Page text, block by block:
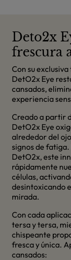
Deto2x
frescura
Con su
DetO2x Eye
cansados,
experiencia
Creado a partir
DetO2x Eye
alrededor del
signos de
DetO2x, este
rápidamente
células,
desintoxicando
mirada.
Con cada
tersa y tersa,
chispeante
fresca y única.
cansados: